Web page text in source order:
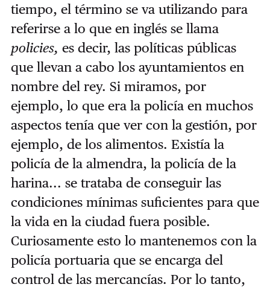
tiempo, el término se va utilizando para
referirse a lo que en inglés se llama
policies, es decir, las políticas públicas
que llevan a cabo los ayuntamientos en
nombre del rey. Si miramos, por
ejemplo, lo que era la policía en muchos
aspectos tenía que ver con la gestión, por
ejemplo, de los alimentos. Existía la
policía de la almendra, la policía de la
harina... se trataba de conseguir las
condiciones mínimas suficientes para que
la vida en la ciudad fuera posible.
Curiosamente esto lo mantenemos con la
policía portuaria que se encarga del
control de las mercancías. Por lo tanto,